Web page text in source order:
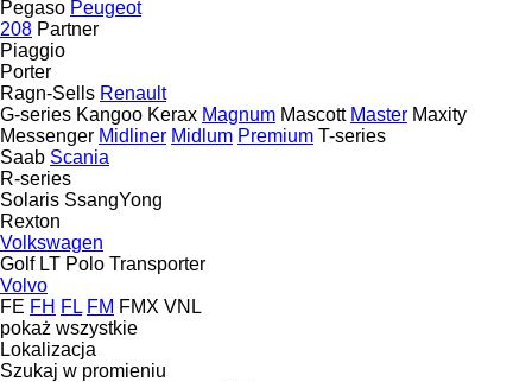
Pegaso Peugeot
208 Partner
Piaggio
Porter
Ragn-Sells Renault
G-series Kangoo Kerax Magnum Mascott Master Maxity
Messenger Midliner Midlum Premium T-series
Saab Scania
R-series
Solaris SsangYong
Rexton
Volkswagen
Golf LT Polo Transporter
Volvo
FE FH FL FM FMX VNL
pokaż wszystkie
Lokalizacja
Szukaj w promieniu